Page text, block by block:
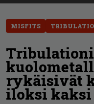
MISFITS
rykäisivät
iloksi